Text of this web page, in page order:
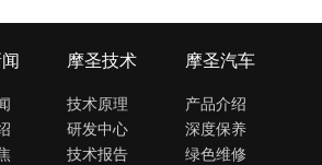
摩圣技术
技术原理
研发中心
技术报告
摩圣汽车
产品介绍
深度保养
绿色维修